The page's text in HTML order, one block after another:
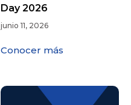
Day 2026
junio 11, 2026
Conocer más